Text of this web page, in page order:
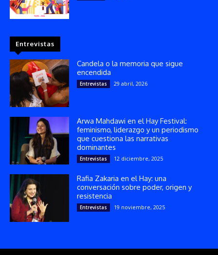
Entrevistas
Candela o la memoria que sigue
encendida
Entrevistas 29 abril, 2026
Arwa Mahdawi en el Hay Festival:
feminismo, liderazgo y un periodismo
que cuestiona las narrativas
dominantes
Entrevistas 12 diciembre, 2025
Rafia Zakaria en el Hay: una
conversación sobre poder, origen y
resistencia
Entrevistas 19 noviembre, 2025